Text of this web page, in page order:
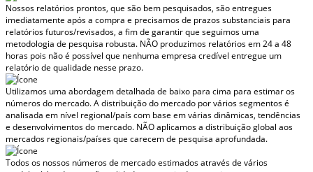
Nossos relatórios prontos, que são bem pesquisados, são entregues
imediatamente após a compra e precisamos de prazos substanciais para
relatórios futuros/revisados, a fim de garantir que seguimos uma
metodologia de pesquisa robusta. NÃO produzimos relatórios em 24 a 48
horas pois não é possível que nenhuma empresa credível entregue um
relatório de qualidade nesse prazo.
Utilizamos uma abordagem detalhada de baixo para cima para estimar os
números do mercado. A distribuição do mercado por vários segmentos é
analisada em nível regional/país com base em várias dinâmicas, tendências
e desenvolvimentos do mercado. NÃO aplicamos a distribuição global aos
mercados regionais/paísesque carecem de pesquisa aprofundada.
Todos os nossos números de mercado estimados através de vários